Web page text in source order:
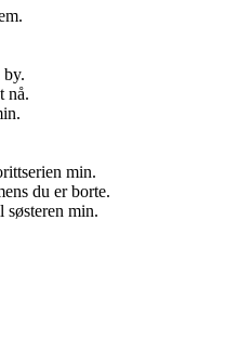
by.
nå.
min.
du er borte.
søsteren min.